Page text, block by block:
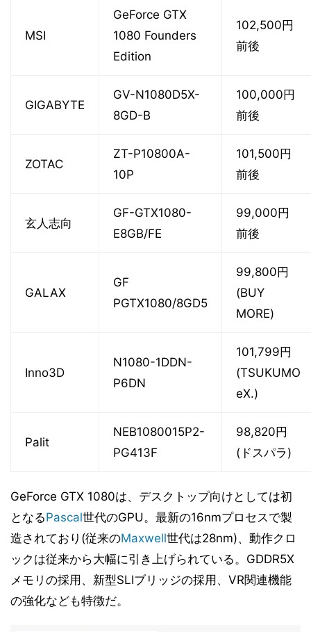
MSI
GeForce GTX
1080 Founders
Edition
102,500円
前後
GIGABYTE
GV-N1080D5X-
8GD-B
100,000円
前後
ZOTAC
ZT-P10800A-
10P
101,500円
前後
玄人志向
GF-GTX1080-
E8GB/FE
99,000円
前後
GALAX
GF
PGTX1080/8GD5
99,800円
(BUY
MORE)
Inno3D
N1080-1DDN-
P6DN
101,799円
(TSUKUMO
eX.)
Palit
NEB1080015P2-
PG413F
98,820円
(ドスパラ)
GeForce GTX 1080は、デスクトップ向けとしては初
となるPascal世代のGPU。最新の16nmプロセスで製
造されており(従来のMaxwell世代は28nm)、動作クロ
ックは従来から大幅に引き上げられている。GDDR5X
メモリの採用、新型SLIブリッジの採用、VR関連機能
の強化なども特徴だ。